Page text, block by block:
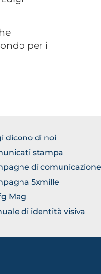
per i
dicono di noi
stampa
di comunicazione
5xmille
Mag
di identità visiva